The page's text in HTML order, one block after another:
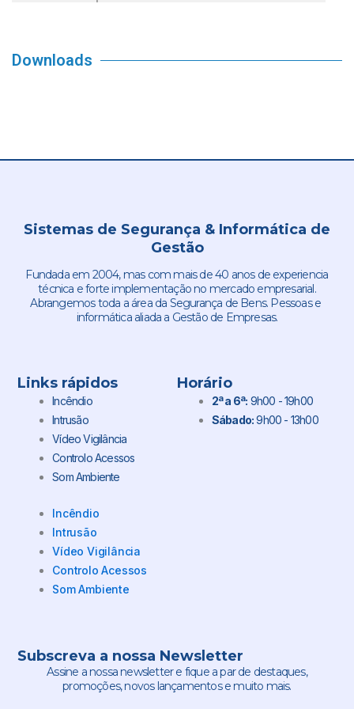
Downloads
Sistemas de Segurança & Informática de
Gestão
Fundada em 2004, mas com mais de 40 anos de experiencia
técnica e forte implementação no mercado empresarial.
Abrangemos toda a área da Segurança de Bens. Pessoas e
informática aliada a Gestão de Empresas.
Links rápidos
Incêndio
Intrusão
Vídeo Vigilância
Controlo Acessos
Som Ambiente
Incêndio
Intrusão
Vídeo Vigilância
Controlo Acessos
Som Ambiente
Horário
2ª a 6ª: 9h00 - 19h00
Sábado:9h00 - 13h00
Subscreva a nossa Newsletter
Assine a nossa newsletter e fique a par de destaques,
promoções, novos lançamentos e muito mais.